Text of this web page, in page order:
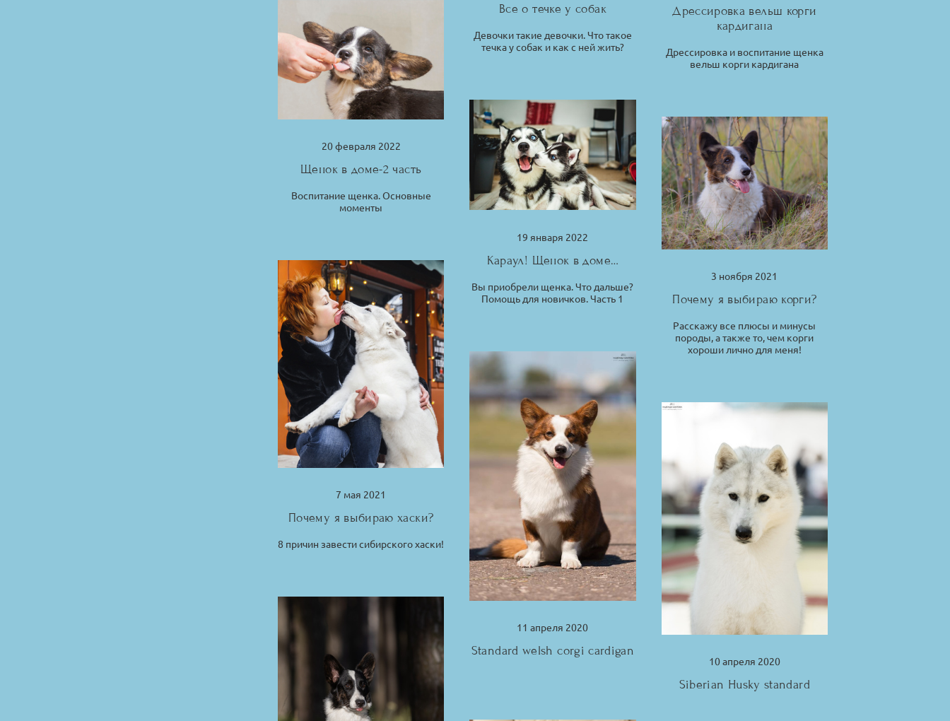
Все о течке у собак
Девочки такие девочки. Что такое
течка у собак и как с ней жить?
Дрессировка вельш корги
кардигана
Дрессировка и воспитание щенка
вельш корги кардигана
20 февраля 2022
Щенок в доме-2 часть
Воспитание щенка. Основные
моменты
19 января 2022
Караул! Щенок в доме…
Вы приобрели щенка. Что дальше?
Помощь для новичков. Часть 1
3 ноября 2021
Почему я выбираю корги?
Расскажу все плюсы и минусы
породы, а также то, чем корги
хороши лично для меня!
7 мая 2021
Почему я выбираю хаски?
8 причин завести сибирского хаски!
11 апреля 2020
Standard welsh corgi cardigan
10 апреля 2020
Siberian Husky standard